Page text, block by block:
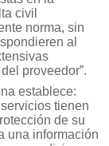
civil
norma, sin
al
proveedor”.
establece:
tienen
de su
una información